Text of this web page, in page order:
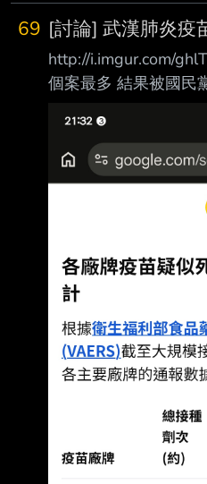
69 [討論] 武漢肺炎疫
http://i.imgur.com/
個案最多 結果被國民
但是1.2人 真的表現
是國民黨拼命抹黑台
在高端夠爭氣 除了內
抹黑是掩蓋了採購程
度覺得..... 國民黨你